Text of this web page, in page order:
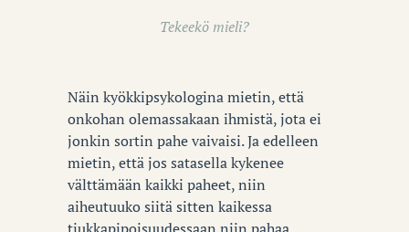
Tekeekö mieli?
Näin kyökkipsykologina mietin, että
onkohan olemassakaan ihmistä, jota ei
jonkin sortin pahe vaivaisi. Ja edelleen
mietin, että jos satasella kykenee
välttämään kaikki paheet, niin
aiheutuuko siitä sitten kaikessa